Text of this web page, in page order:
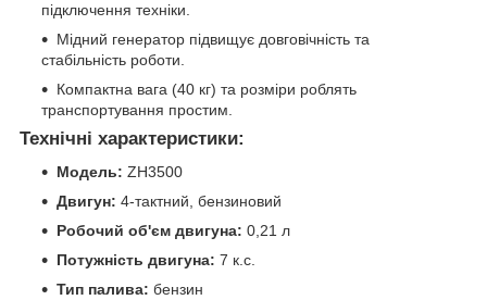
підключення техніки.
Мідний генератор підвищує довговічність та
стабільність роботи.
Компактна вага (40 кг) та розміри роблять
транспортування простим.
Технічні характеристики:
Модель: ZH3500
Двигун: 4-тактний, бензиновий
Робочий об'єм двигуна: 0,21 л
Потужність двигуна: 7 к.с.
Тип палива: бензин